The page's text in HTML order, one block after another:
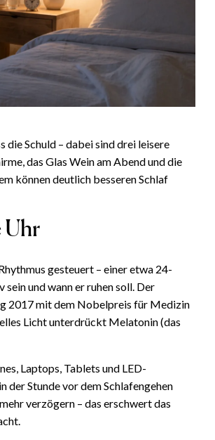
die Schuld – dabei sind drei leisere
das Glas Wein am Abend und die
können deutlich besseren Schlaf
Uhr
gesteuert – einer etwa 24-
und wann er ruhen soll. Der
2017 mit dem Nobelpreis für Medizin
Licht unterdrückt Melatonin (das
Laptops, Tablets und LED-
Stunde vor dem Schlafengehen
verzögern – das erschwert das